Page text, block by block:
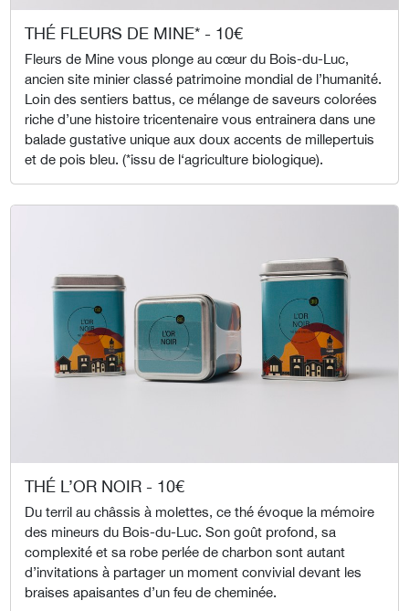
THÉ FLEURS DE MINE* - 10€
Fleurs de Mine vous plonge au cœur du Bois-du-Luc,
ancien site minier classé patrimoine mondial de l’humanité.
Loin des sentiers battus, ce mélange de saveurs colorées
riche d’une histoire tricentenaire vous entrainera dans une
balade gustative unique aux doux accents de millepertuis
et de pois bleu. (*issu de l‘agriculture biologique).
THÉ L’OR NOIR - 10€
Du terril au châssis à molettes, ce thé évoque la mémoire
des mineurs du Bois-du-Luc. Son goût profond, sa
complexité et sa robe perlée de charbon sont autant
d’invitations à partager un moment convivial devant les
braises apaisantes d’un feu de cheminée.